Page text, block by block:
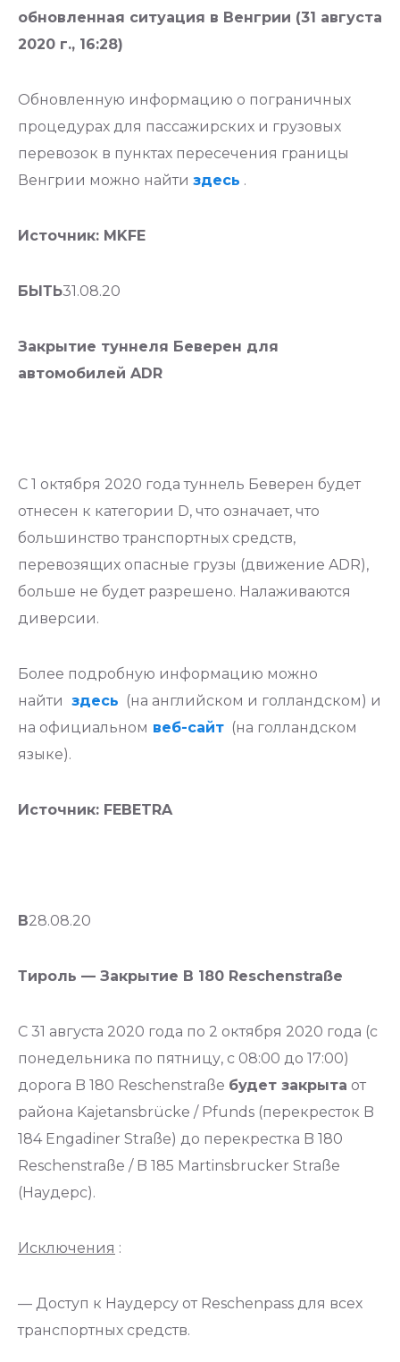
обновленная ситуация в Венгрии (31 августа
2020 г., 16:28)
Обновленную информацию о пограничных
процедурах для пассажирских и грузовых
перевозок в пунктах пересечения границы
Венгрии можно найти здесь .
Источник: MKFE
БЫТЬ31.08.20
Закрытие туннеля Беверен для
автомобилей ADR
С 1 октября 2020 года туннель Беверен будет
отнесен к категории D, что означает, что
большинство транспортных средств,
перевозящих опасные грузы (движение ADR),
больше не будет разрешено. Налаживаются
диверсии.
Более подробную информацию можно
найти здесь (на английском и голландском) и
на официальном веб-сайт (на голландском
языке).
Источник: FEBETRA
В28.08.20
Тироль — Закрытие B 180 Reschenstraße
С 31 августа 2020 года по 2 октября 2020 года (с
понедельника по пятницу, с 08:00 до 17:00)
дорога B 180 Reschenstraße будет закрыта от
района Kajetansbrücke / Pfunds (перекресток B
184 Engadiner Straße) до перекрестка B 180
Reschenstraße / B 185 Martinsbrucker Straße
(Наудерс).
Исключения :
— Доступ к Наудерсу от Reschenpass для всех
транспортных средств.